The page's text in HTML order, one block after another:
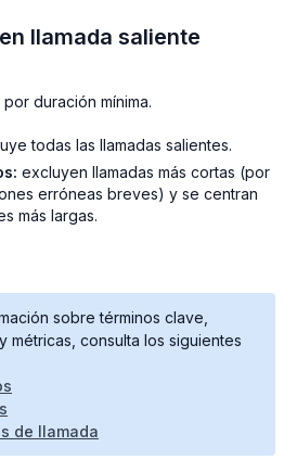
llamada saliente
duración mínima.
todas las llamadas salientes.
excluyen llamadas más cortas (por
erróneas breves) y se centran
más largas.
sobre términos clave,
métricas, consulta los siguientes
de llamada